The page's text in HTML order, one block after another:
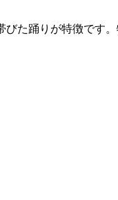
た踊りが特徴です